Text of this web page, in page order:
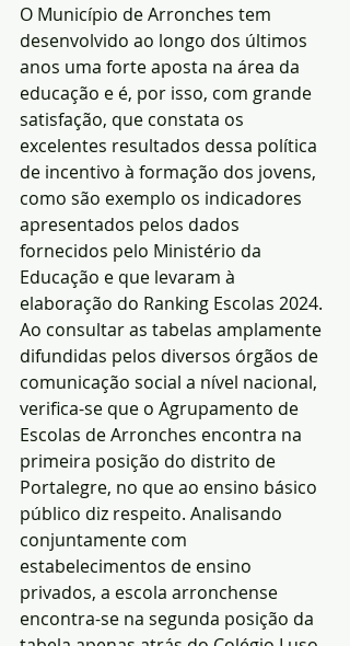
O Município de Arronches tem
desenvolvido ao longo dos últimos
anos uma forte aposta na área da
educação e é, por isso, com grande
satisfação, que constata os
excelentes resultados dessa política
de incentivo à formação dos jovens,
como são exemplo os indicadores
apresentados pelos dados
fornecidos pelo Ministério da
Educação e que levaram à
elaboração do Ranking Escolas 2024.
Ao consultar as tabelas amplamente
difundidas pelos diversos órgãos de
comunicação social a nível nacional,
verifica-se que o Agrupamento de
Escolas de Arronches encontra na
primeira posição do distrito de
Portalegre, no que ao ensino básico
público diz respeito. Analisando
conjuntamente com
estabelecimentos de ensino
privados, a escola arronchense
encontra-se na segunda posição da